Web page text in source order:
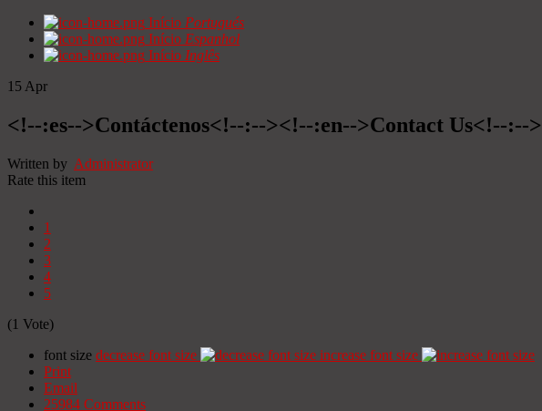
Início Portugués
Início Espanhol
Início Inglês
15 Apr
<!--:es-->Contáctenos<!--:--><!--:en-->Contact Us<!--:-->
Written by Administrator
Rate this item
1
2
3
4
5
(1 Vote)
font size decrease font size
increase font size
Print
Email
25984 Comments